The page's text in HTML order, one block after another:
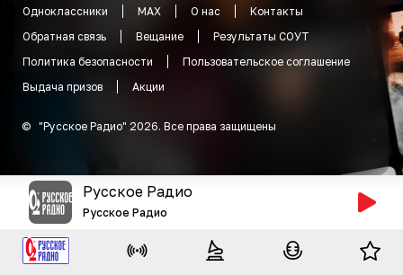
Одноклассники
MAX О нас
Контакты
Обратная связь
Вещание
Результаты СОУТ
Политика безопасности
Пользовательское соглашение
Выдача призов
Акции
© "Русское Радио" 2026. Все права защищены
Русское Радио
Русское Радио